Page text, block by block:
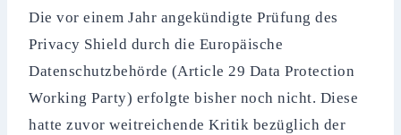
Die vor einem Jahr angekündigte Prüfung des
Privacy Shield durch die Europäische
Datenschutzbehörde (Article 29 Data Protection
Working Party) erfolgte bisher noch nicht. Diese
hatte zuvor weitreichende Kritik bezüglich der